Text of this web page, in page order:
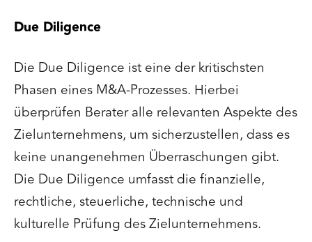
Due Diligence
Die Due Diligence ist eine der kritischsten
Phasen eines M&A-Prozesses. Hierbei
überprüfen Berater alle relevanten Aspekte des
Zielunternehmens, um sicherzustellen, dass es
keine unangenehmen Überraschungen gibt.
Die Due Diligence umfasst die finanzielle,
rechtliche, steuerliche, technische und
kulturelle Prüfung des Zielunternehmens.